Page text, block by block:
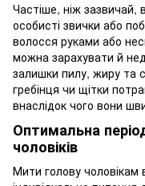
Частіше, ніж
особисті звички або
волосся руками або
можна зарахувати й
залишки пилу, жиру та
гребінця чи щітки
внаслідок чого вони
Оптимальна
чоловіків
Мити голову чоловікам